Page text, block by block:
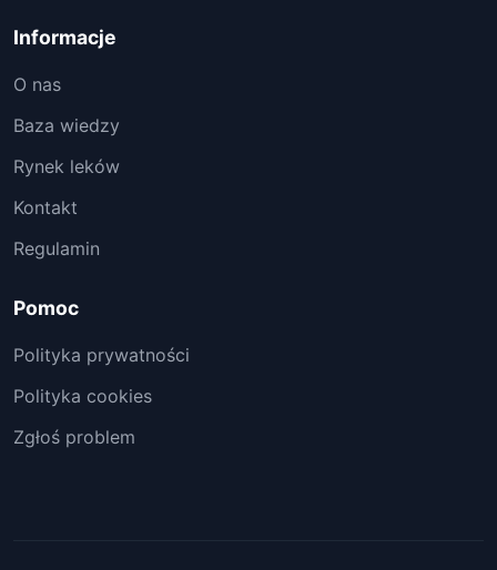
Informacje
O nas
Baza wiedzy
Rynek leków
Kontakt
Regulamin
Pomoc
Polityka prywatności
Polityka cookies
Zgłoś problem